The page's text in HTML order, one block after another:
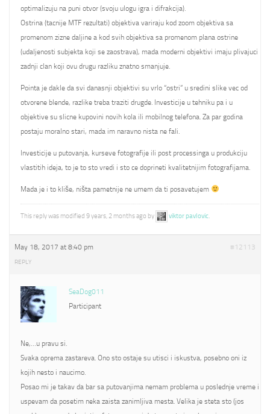
optimalizuju na puni otvor (svoju ulogu igra i difrakcija).
Ostrina (tacnije MTF rezultati) objektiva variraju kod zoom objektiva sa
promenom zizne daljine a kod svih objektiva sa promenom plana ostrine
(udaljenosti subjekta koji se zaostrava), mada moderni objektivi imaju plivajuci
zadnji clan koji ovu drugu razliku znatno smanjuje.
Pointa je dakle da svi danasnji objektivi su vrlo “ostri” u sredini slike vec od
otvorene blende, razlike treba traziti drugde. Investicije u tehniku pa i u
objektive su slicne kupovini novih kola ili mobilnog telefona. Za par godina
postaju moralno stari, mada im naravno nista ne fali.
Investicije u putovanja, kurseve fotografije ili post processinga u produkciju
vlastitih ideja, to je to sto vredi i sto ce doprineti kvalitetnijim fotografijama.
Mada je i to kliše, ništa pametnije ne umem da ti posavetujem
This reply was modified 9 years, 2 months ago by viktor pavlovic.
May 18, 2017 at 8:40 pm #12113
REPLY
SeaDog011
Participant
Ne,…u pravu si.
Svaka oprema zastareva. Ono sto ostaje su utisci i iskustva, posebno oni iz
kojih nesto i naucimo.
Posao mi je takav da bar sa putovanjima nemam problema u poslednje vreme i
uspevam da posetim neka zaista zanimljiva mesta. Velika je steta sto (jos